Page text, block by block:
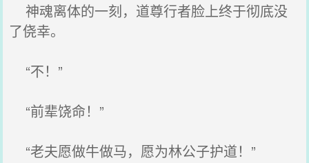
神魂离体的一刻，道尊行者脸上终于彻底没
了侥幸。
“不！”
“前辈饶命！”
“老夫愿做牛做马，愿为林公子护道！”